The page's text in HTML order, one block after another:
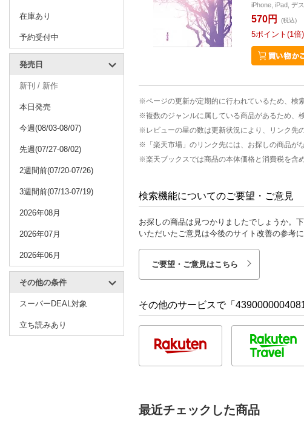
在庫あり
予約受付中
発売日
新刊 / 新作
本日発売
今週(08/03-08/07)
先週(07/27-08/02)
2週間前(07/20-07/26)
3週間前(07/13-07/19)
2026年08月
2026年07月
2026年06月
その他の条件
スーパーDEAL対象
立ち読みあり
iPhone, iPad, デ
570円 (税込)
5ポイント 1倍
※ページの更新が定期的に行われているため、検
※複数のジャンルに属している商品があるため、
※レビューの星の数は更新状況により、リンク先
※「楽天市場」のリンク先には、お探しの商品が
※楽天ブックスでは商品の本体価格と消費税を含
検索機能についてのご要望・ご意見
お探しの商品は見つかりましたでしょうか。
いただいたご意見は今後のサイト改善の参考
ご要望・ご意見はこちら
その他のサービスで「
最近チェックした商品